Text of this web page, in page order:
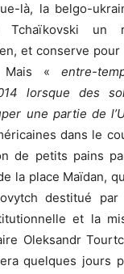
là, la belgo-
un
et conserve
Mais « entre-
lorsque des
une partie de
dans le
de petits pains
la place Maïdan,
destitué
et la
Oleksandr
quelques jours